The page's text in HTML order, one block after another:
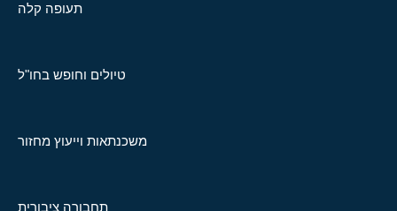
תעופה קלה
טיולים וחופש בחו"ל
משכנתאות וייעוץ מחזור
תחבורה ציבורית